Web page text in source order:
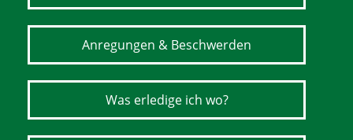
Anregungen & Beschwerden
Was erledige ich wo?